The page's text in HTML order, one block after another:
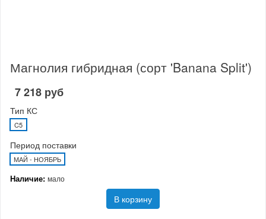
Магнолия гибридная (сорт 'Banana Split')
7 218 руб
Тип КС
C5
Период поставки
МАЙ - НОЯБРЬ
Наличие: мало
В корзину